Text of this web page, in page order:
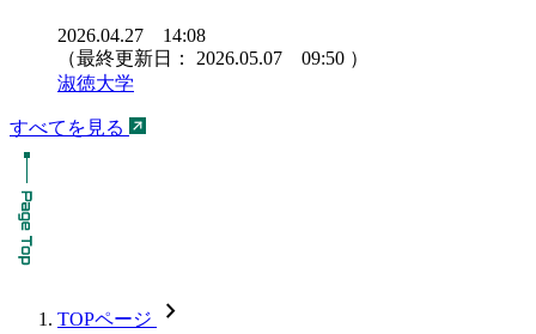
2026.04.27 14:08
（最終更新日： 2026.05.07 09:50 ）
淑徳大学
すべてを見る
TOPページ
chevron_forward